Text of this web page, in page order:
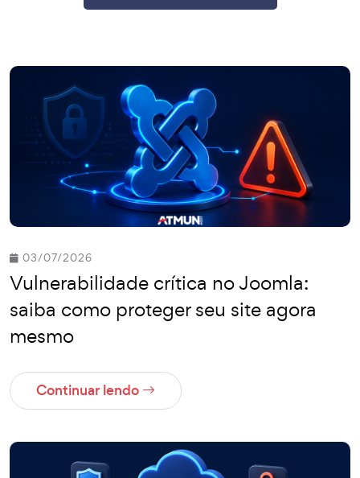
03/07/2026
Vulnerabilidade crítica no Joomla:
saiba como proteger seu site agora
mesmo
Continuar lendo